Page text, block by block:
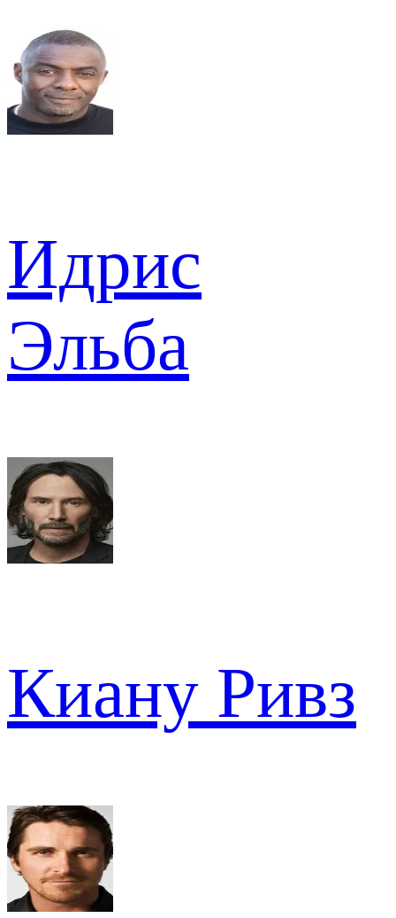
Идрис
Эльба
Киану Ривз